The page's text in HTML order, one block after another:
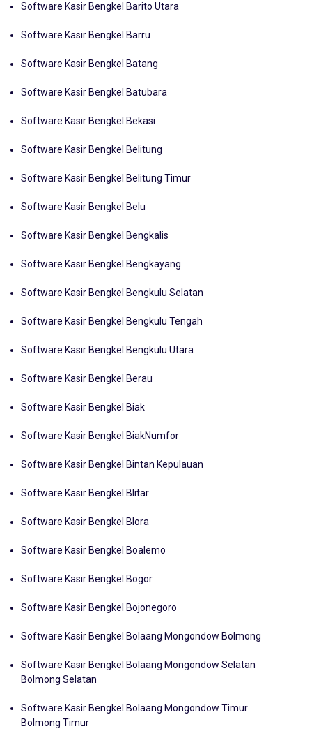
Software Kasir Bengkel Barito Utara
Software Kasir Bengkel Barru
Software Kasir Bengkel Batang
Software Kasir Bengkel Batubara
Software Kasir Bengkel Bekasi
Software Kasir Bengkel Belitung
Software Kasir Bengkel Belitung Timur
Software Kasir Bengkel Belu
Software Kasir Bengkel Bengkalis
Software Kasir Bengkel Bengkayang
Software Kasir Bengkel Bengkulu Selatan
Software Kasir Bengkel Bengkulu Tengah
Software Kasir Bengkel Bengkulu Utara
Software Kasir Bengkel Berau
Software Kasir Bengkel Biak
Software Kasir Bengkel BiakNumfor
Software Kasir Bengkel Bintan Kepulauan
Software Kasir Bengkel Blitar
Software Kasir Bengkel Blora
Software Kasir Bengkel Boalemo
Software Kasir Bengkel Bogor
Software Kasir Bengkel Bojonegoro
Software Kasir Bengkel Bolaang Mongondow Bolmong
Software Kasir Bengkel Bolaang Mongondow Selatan
Bolmong Selatan
Software Kasir Bengkel Bolaang Mongondow Timur
Bolmong Timur